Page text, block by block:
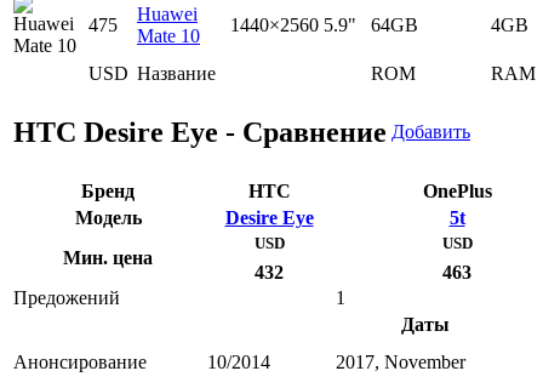
USD Название ROM RAM
475
Huawei
Mate 10
1440×2560 5.9" 64GB 4GB
HTC Desire Eye - Сравнение Добавить
Бренд HTC
OnePlus
Модель
Desire Eye
5t
Мин. цена
USD
432
USD
463
Предожений
1
Даты
Анонсирование
10/2014 2017, November